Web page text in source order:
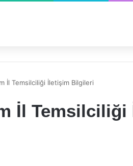
İl Temsilciliği İletişim Bilgileri
İl Temsilciliği